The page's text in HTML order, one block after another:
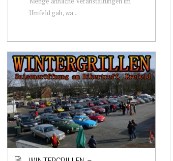
Umfeld gab, wa...